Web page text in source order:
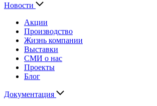
Новости
Акции
Производство
Жизнь компании
Выставки
СМИ о нас
Проекты
Блог
Документация